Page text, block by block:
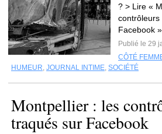
? > Lire «
Facebook
Publié le 29
CÔTÉ
HUMEUR, JOURNAL INTIME, SOCIÉTÉ
Montpellier : les
traqués sur Facebook